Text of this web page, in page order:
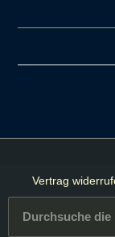
Vertrag